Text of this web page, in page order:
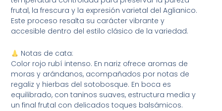
frutal, la frescura y la expresión varietal del Aglianico.
Este proceso resalta su carácter vibrante y
accesible dentro del estilo clásico de la variedad.
Notas de cata:
Color rojo rubí intenso. En nariz ofrece aromas de
moras y arándanos, acompañados por notas de
regaliz y hierbas del sotobosque. En boca es
equilibrado, con taninos suaves, estructura media y
un final frutal con delicados toques balsámicos.